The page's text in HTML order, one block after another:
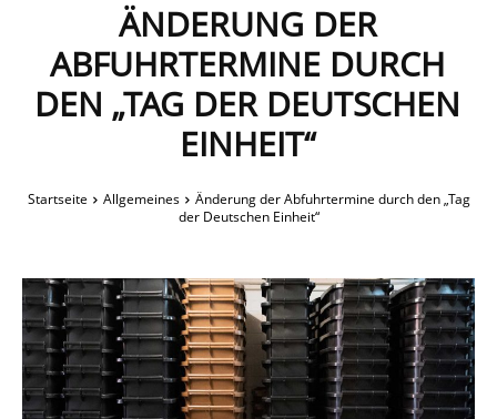
ÄNDERUNG DER
ABFUHRTERMINE DURCH
DEN „TAG DER DEUTSCHEN
EINHEIT“
Startseite Allgemeines
Änderung der Abfuhrtermine durch den „Tag
der Deutschen Einheit“